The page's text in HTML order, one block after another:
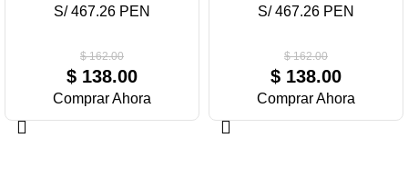
$162.00
$ 138.00
S/ 467.26 PEN
Comprar Ahora
$162.00
$ 138.00
S/ 467.26 PEN
Comprar Ahora